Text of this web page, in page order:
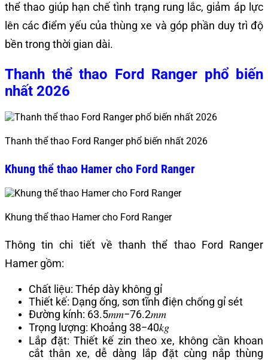
thể thao giúp hạn chế tình trạng rung lắc, giảm áp lực
lên các điểm yếu của thùng xe và góp phần duy trì độ
bền trong thời gian dài.
Thanh thể thao Ford Ranger phổ biến
nhất 2026
Thanh thể thao Ford Ranger phổ biến nhất 2026
Khung thể thao Hamer cho Ford Ranger
Khung thể thao Hamer cho Ford Ranger
Thông tin chi tiết về thanh thể thao Ford Ranger
Hamer gồm:
Chất liệu: Thép dày không gỉ
Thiết kế: Dạng ống, sơn tĩnh điện chống gỉ sét
Đường kính: 63.5𝑚𝑚−76.2𝑚𝑚
Trọng lượng: Khoảng 38−40𝑘𝑔
Lắp đặt: Thiết kế zin theo xe, không cần khoan
cắt thân xe, dễ dàng lắp đặt cùng nắp thùng